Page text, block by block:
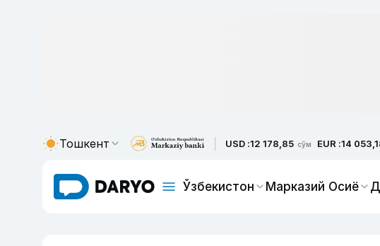
Тошкент USD :12 178,85 сўм EUR :14
Ўзбекистон Марказий Осиё